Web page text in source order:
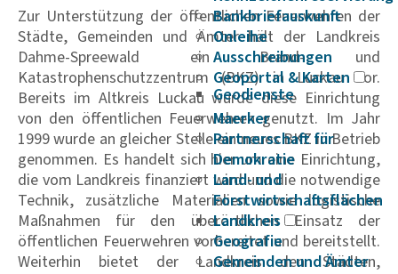
Bankbriefauskunft
Onleihe
Ausschreibungen
Geoportal & Karten
Geodienste
Maerker
Partnerschaft für
Demokratie
Land- und
Forstwirtschaftsflächen
Landkreis
Geografie
Gemeinden und Ämter
Zur Unterstützung der öffentlichen Feuerwehren der
Städte, Gemeinden und Ämter hält der Landkreis
Dahme-Spreewald ein Brand- und
Katastrophenschutzzentrum (BKZ) in Luckau vor.
Bereits im Altkreis Luckau wurde diese Einrichtung
von den öffentlichen Feuerwehren genutzt. Im Jahr
1999 wurde an gleicher Stelle ein neues BKZ in Betrieb
genommen. Es handelt sich hier um eine Einrichtung,
die vom Landkreis finanziert wird und die notwendige
Technik, zusätzliche Materialien sowie logistische
Maßnahmen für den überörtlichen Einsatz der
öffentlichen Feuerwehren vorbereitet und bereitstellt.
Weiterhin bietet der Landkreis den Städten,